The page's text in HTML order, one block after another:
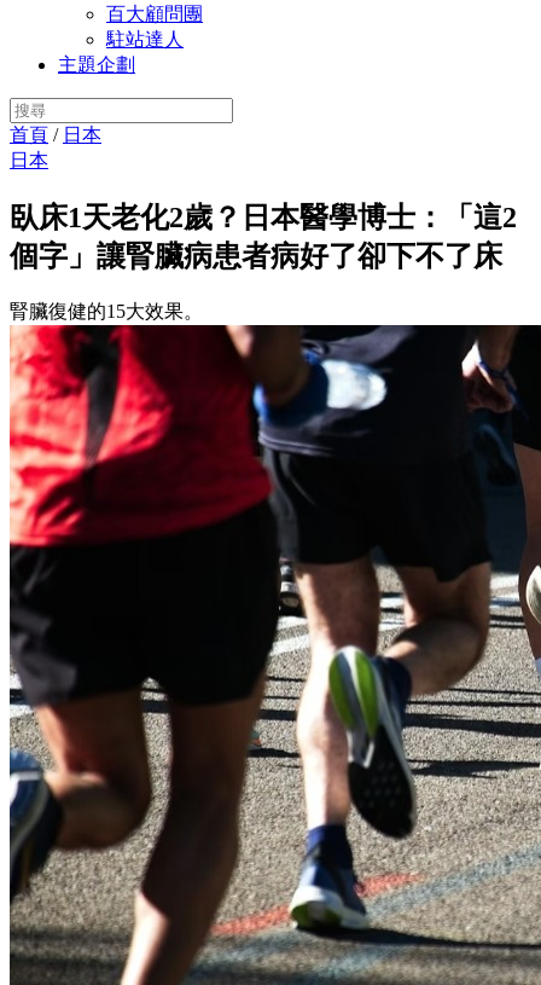
百大顧問團
駐站達人
主題企劃
首頁 / 日本
日本
臥床1天老化2歲？日本醫學博士：「這2
個字」讓腎臟病患者病好了卻下不了床
腎臟復健的15大效果。